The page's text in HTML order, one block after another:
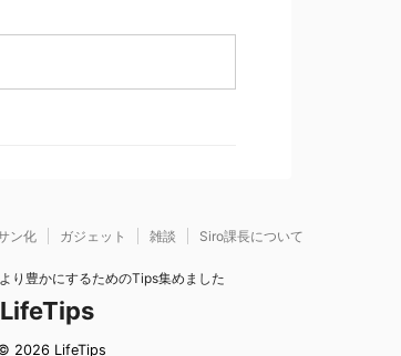
ン化 ガジェット 雑談 Siro課長について
り豊かにするためのTips集めました
LifeTips
2026 LifeTips